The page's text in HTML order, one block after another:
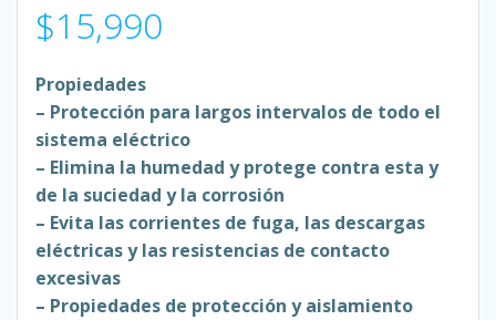
$15,990
Propiedades
– Protección para largos intervalos de todo el
sistema eléctrico
– Elimina la humedad y protege contra esta y
de la suciedad y la corrosión
– Evita las corrientes de fuga, las descargas
eléctricas y las resistencias de contacto
excesivas
– Propiedades de protección y aislamiento